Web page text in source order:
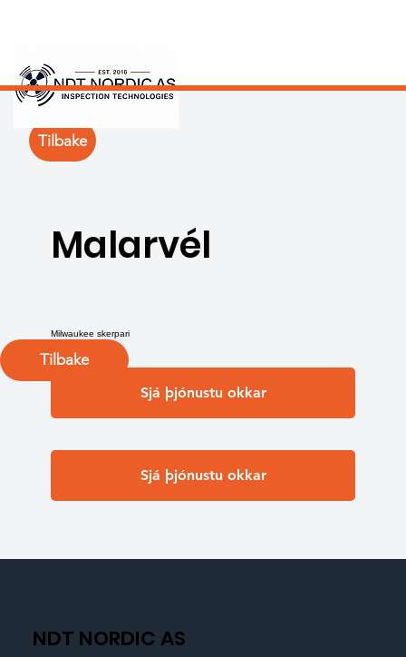
Tilbake
Malarvél
Milwaukee skerpari
Sjá þjónustu okkar
Sjá þjónustu okkar
Tilbake
NDT NORDIC AS